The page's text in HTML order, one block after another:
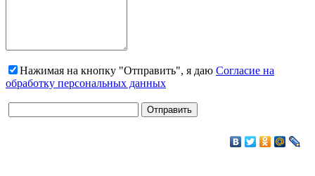
Нажимая на кнопку "Отправить", я даю Согласие на
обработку персональных данных